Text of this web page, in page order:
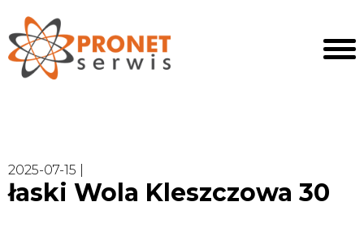
2025-07-15 |
łaski Wola Kleszczowa 30